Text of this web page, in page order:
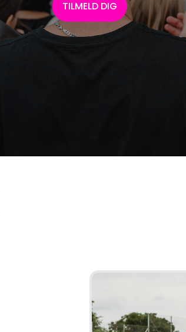
TILMELD DIG